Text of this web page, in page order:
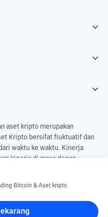
aset kripto merupakan
Kripto bersifat fluktuatif dan
waktu ke waktu. Kinerja
kinerja di masa depan.
dampak dari membeli dan
Indonesia (Bittime) tidak
fluktuasi dari nilai tukar Aset
Bitcoin & Aset kripto